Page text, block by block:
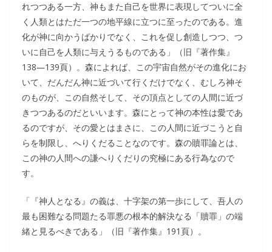
れつつある一方、神もまた自己を世界に表現してついに全
く人類とはただ一つの地平線に立つに至ったのである。進
化が神に向かうばかりでなく、これを促し創造しつつ、つ
いに自己を人類に与えうるものである」（旧『著作集』
138―139頁）。森によれば、この宇宙自然がその進化にお
いて、だんだん神に近づいて行くだけでなく、むしろ神そ
のものが、この自然そして、その頂点としての人間に近づ
きつつあるのだといいます。森にとって神の本性は愛であ
るのですが、その愛とはまさに、この人間に近づこうと自
らを制限し、へりくだることなのです。森の贖罪論とは、
この神の人間への謙へりくだりの究極にある行為なので
す。
「『神人となる』の義は、十字架の第一歩にして、吾人の
最も困難なる問題たる罪悪の根本的解決なる「贖罪」の端
緒と見るべきである」（旧『著作集』191頁）。